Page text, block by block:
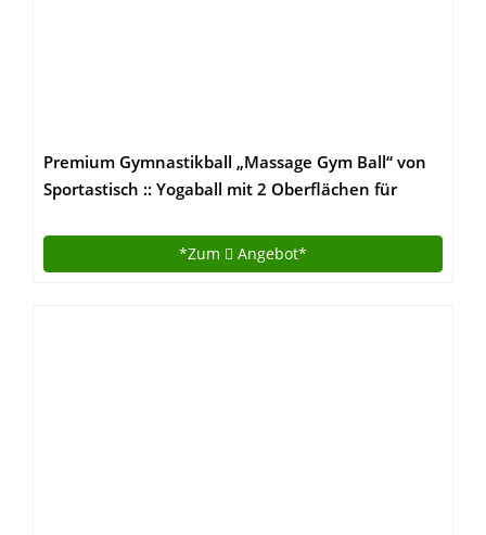
Premium Gymnastikball „Massage Gym Ball“ von
Sportastisch :: Yogaball mit 2 Oberflächen für
Fußpumpe :: Durchmesser 65cm :: mit Noppen für
angenehmen Massageeffekt :: max. Belastung bis
*Zum Angebot*